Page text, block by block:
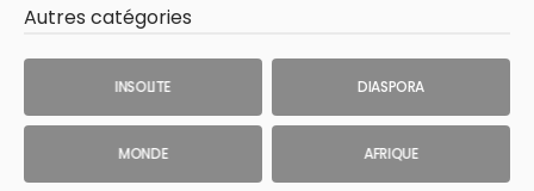
Autres catégories
INSOLITE DIASPORA
MONDE AFRIQUE